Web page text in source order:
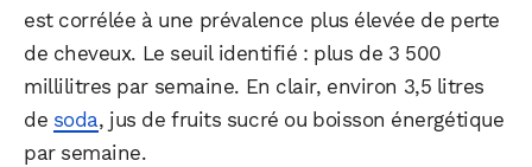
est corrélée à une prévalence plus élevée de perte
de cheveux. Le seuil identifié : plus de 3 500
millilitres par semaine. En clair, environ 3,5 litres
de soda, jus de fruits sucré ou boisson énergétique
par semaine.